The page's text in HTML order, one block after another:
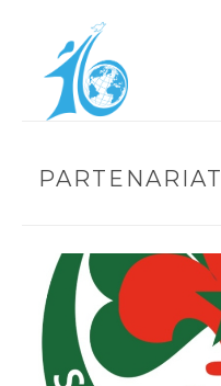
PARTENARIAT